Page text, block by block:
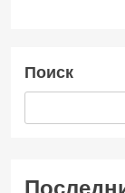
Поиск